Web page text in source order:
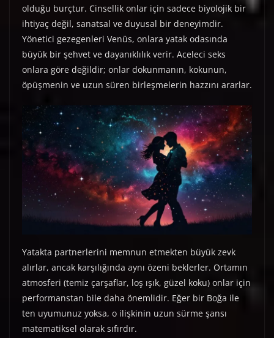
olduğu burçtur. Cinsellik onlar için sadece biyolojik bir
ihtiyaç değil, sanatsal ve duyusal bir deneyimdir.
Yönetici gezegenleri Venüs, onlara yatak odasında
büyük bir şehvet ve dayanıklılık verir. Aceleci seks
onlara göre değildir; onlar dokunmanın, kokunun,
öpüşmenin ve uzun süren birleşmelerin hazzını ararlar.
Yatakta partnerlerini memnun etmekten büyük zevk
alırlar, ancak karşılığında aynı özeni beklerler. Ortamın
atmosferi (temiz çarşaflar, loş ışık, güzel koku) onlar için
performanstan bile daha önemlidir. Eğer bir Boğa ile
ten uyumunuz yoksa, o ilişkinin uzun sürme şansı
matematiksel olarak sıfırdır.